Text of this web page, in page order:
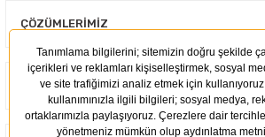
ÇÖZÜMLERIMIZ
KULLANIM ALANLARI